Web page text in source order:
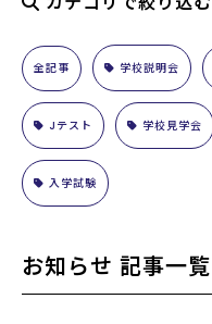
全記事 学校説明会
Jテスト 学校見学会
入学試験
お知らせ 記事一覧